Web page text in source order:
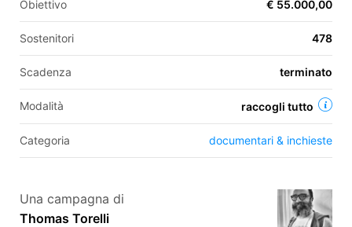
FR
Obiettivo € 55.000,00
Sostenitori 478
Scadenza terminato
Modalità raccogli tutto
Categoria documentari & inchieste
Una campagna di
Thomas Torelli